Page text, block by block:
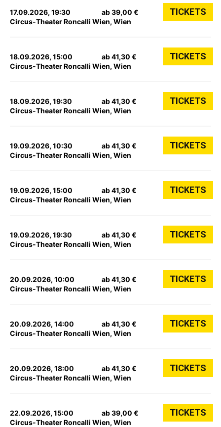
17.09.2026, 19:30
Circus-Theater Roncalli Wien, Wien
ab 39,00 € TICKETS
18.09.2026, 15:00
Circus-Theater Roncalli Wien, Wien
ab 41,30 € TICKETS
18.09.2026, 19:30
Circus-Theater Roncalli Wien, Wien
ab 41,30 € TICKETS
19.09.2026, 10:30
Circus-Theater Roncalli Wien, Wien
ab 41,30 € TICKETS
19.09.2026, 15:00
Circus-Theater Roncalli Wien, Wien
ab 41,30 € TICKETS
19.09.2026, 19:30
Circus-Theater Roncalli Wien, Wien
ab 41,30 € TICKETS
20.09.2026, 10:00
Circus-Theater Roncalli Wien, Wien
ab 41,30 € TICKETS
20.09.2026, 14:00
Circus-Theater Roncalli Wien, Wien
ab 41,30 € TICKETS
20.09.2026, 18:00
Circus-Theater Roncalli Wien, Wien
ab 41,30 € TICKETS
22.09.2026, 15:00
Circus-Theater Roncalli Wien, Wien
ab 39,00 € TICKETS